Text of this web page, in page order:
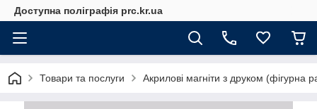
Доступна поліграфія prc.kr.ua
Товари та послуги Акрилові магніти з друком (фігурна